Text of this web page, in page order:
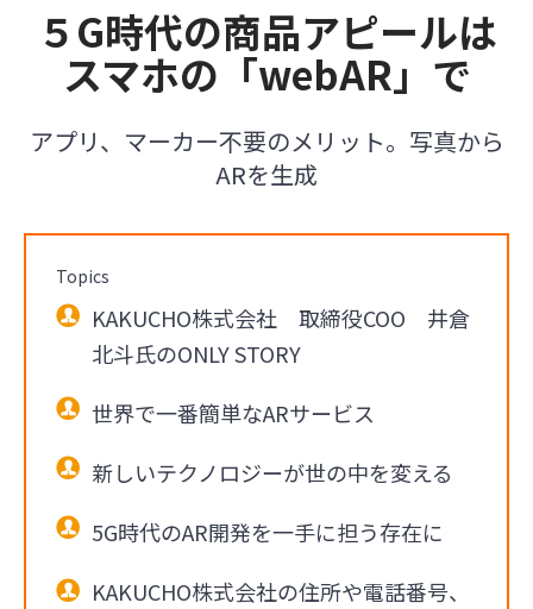
５G時代の商品アピールは
スマホの「webAR」で
アプリ、マーカー不要のメリット。写真から
ARを生成
Topics
KAKUCHO株式会社 取締役COO 井倉
北斗氏のONLY STORY
世界で一番簡単なARサービス
新しいテクノロジーが世の中を変える
5G時代のAR開発を一手に担う存在に
KAKUCHO株式会社の住所や電話番号、